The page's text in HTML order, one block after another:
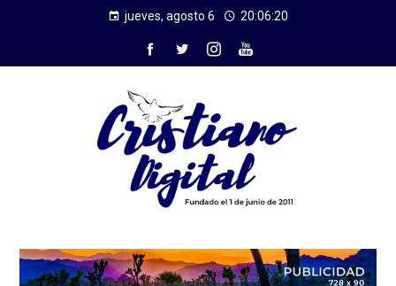
jueves, agosto 6 20:06:20